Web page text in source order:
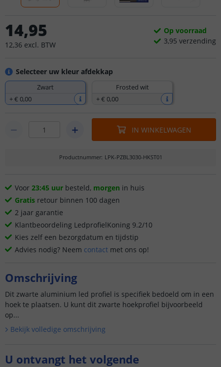
Selecteer uw kleur afdekkap
Zwart
+€ 0,00
Frosted wit
+€ 0,00
14,95
12,36 excl. BTW
Op voorraad
3,95 verzending
IN WINKELWAGEN
Productnummer: LPK-PZBL3030-HKST01
Voor 23:45 uur besteld, morgen in huis
Gratis retour binnen 100 dagen
2 jaar garantie
Klantbeoordeling LedprofielKoning 9.2/10
Kies zelf een bezorgdatum en tijdstip
Advies nodig? Neem contact met ons op!
Omschrijving
Dit zwarte aluminium led profiel is specifiek bedoeld om in een
hoek te plaatsen. U kunt dit zwarte hoekprofiel bijvoorbeeld
op...
Bekijk volledige omschrijving
U ontvangt het volgende